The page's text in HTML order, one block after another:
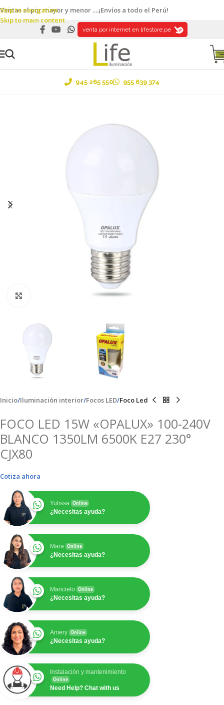
Skip to navigation
Skip to main content
Ventas al por mayor y menor ....¡Envíos a todo el Perú!
venta por internet en lifestore.pe
945 265 550 955 639 374
Inicio Iluminación interior Focos LED Foco Led
FOCO LED 15W «OPALUX» 100-240V
BLANCO 1350LM 6500K E27 230°
CJX80
Cotiza ahora
Yulissa Online
¿Necesitas ayuda?
Mara Online
¿Necesitas ayuda?
Maricielo Online
¿Necesitas ayuda?
Amery Online
¿Necesitas ayuda?
Instalación y mantenimiento
Online
Need Help? Chat with us